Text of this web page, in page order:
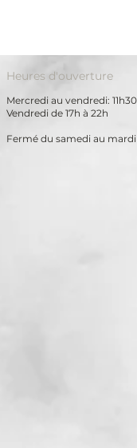
Heures d'ouverture
Mercredi au vendredi: 11h30
Vendredi de 17h à 22h
Fermé du samedi au mardi